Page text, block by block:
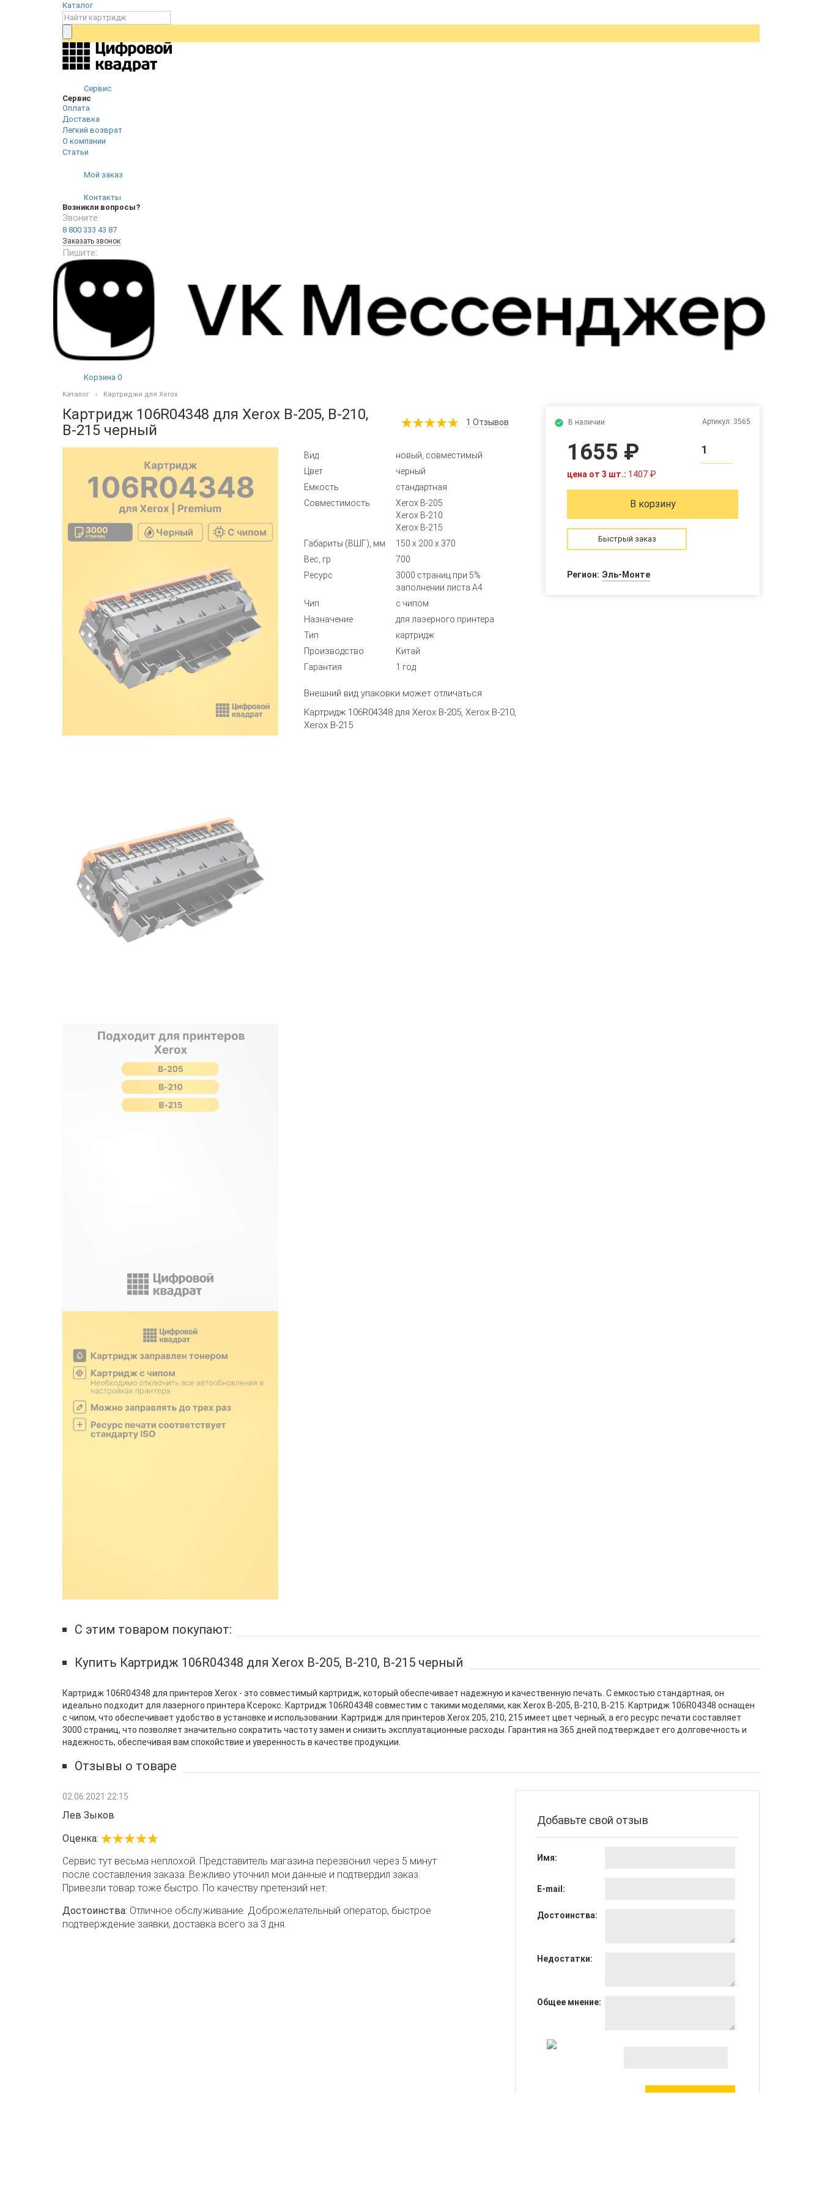
Каталог
Сервис
Сервис
Оплата
Доставка
Легкий возврат
О компании
Статьи
Мой заказ
Контакты
Возникли вопросы?
Звоните:
8 800 333 43 87
Заказать звонок
Пишите:
Корзина 0
Каталог Картриджи для Xerox
Картридж 106R04348 для Xerox B-205, B-210,
B-215 черный
1 Отзывов
Вид
новый, совместимый
Цвет
черный
Емкость
стандартная
Совместимость
Xerox B-205
Xerox B-210
Xerox B-215
Габариты (ВШГ), мм
150 x 200 x 370
Вес, гр
700
Ресурс
3000 страниц при 5%
заполнении листа А4
Чип
с чипом
Назначение
для лазерного принтера
Тип
картридж
Производство
Китай
Гарантия
1 год
Внешний вид упаковки может отличаться
Картридж 106R04348 для Xerox B-205, Xerox B-210,
Xerox B-215
В наличии Артикул: 3565
1655 ₽
цена от 3 шт.: 1407 ₽
1
В корзину
Быстрый заказ
Регион: Эль-Монте
С этим товаром покупают:
Купить Картридж 106R04348 для Xerox B-205, B-210, B-215 черный
Картридж 106R04348 для принтеров Xerox - это совместимый картридж, который обеспечивает надежную и качественную печать. С емкостью стандартная, он
идеально подходит для лазерного принтера Ксерокс. Картридж 106R04348 совместим с такими моделями, как Xerox B-205, B-210, B-215. Картридж 106R04348 оснащен
с чипом, что обеспечивает удобство в установке и использовании. Картридж для принтеров Xerox 205, 210, 215 имеет цвет черный, а его ресурс печати составляет
3000 страниц, что позволяет значительно сократить частоту замен и снизить эксплуатационные расходы. Гарантия на 365 дней подтверждает его долговечность и
надежность, обеспечивая вам спокойствие и уверенность в качестве продукции.
Отзывы о товаре
02.06.2021 22:15
Лев Зыков
Оценка:
Сервис тут весьма неплохой. Представитель магазина перезвонил через 5 минут
после составления заказа. Вежливо уточнил мои данные и подтвердил заказ.
Привезли товар тоже быстро. По качеству претензий нет.
Достоинства: Отличное обслуживание. Доброжелательный оператор, быстрое
подтверждение заявки, доставка всего за 3 дня.
Добавьте свой отзыв
Имя:
E-mail:
Достоинства:
Недостатки:
Общее мнение: